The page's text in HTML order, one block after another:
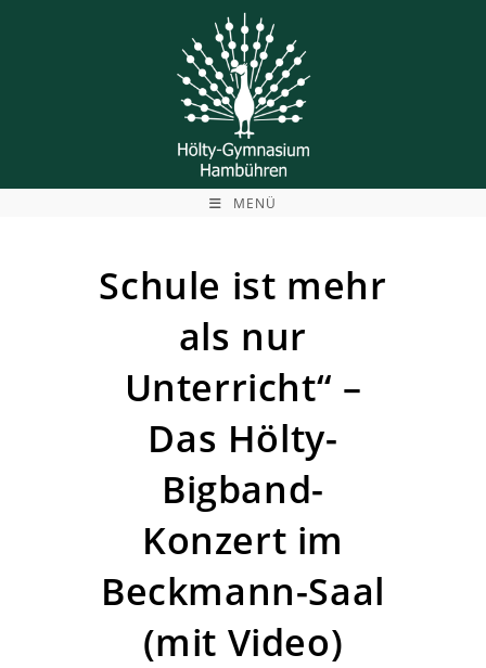
MENÜ
Schule ist mehr
als nur
Unterricht“ –
Das Hölty-
Bigband-
Konzert im
Beckmann-Saal
(mit Video)